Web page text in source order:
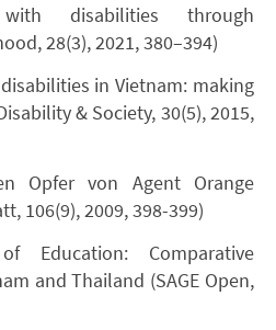
disabilities through
28(3), 2021, 380–394)
in Vietnam: making
& Society, 30(5), 2015,
Opfer von Agent Orange
106(9), 2009, 398-399)
Education: Comparative
and Thailand (SAGE Open,